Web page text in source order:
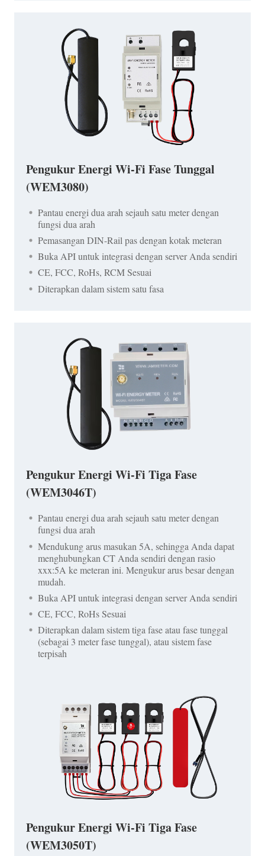
Pengukur Energi Wi-Fi Fase Tunggal
(WEM3080)
Pantau energi dua arah sejauh satu meter dengan
fungsi dua arah
Pemasangan DIN-Rail pas dengan kotak meteran
Buka API untuk integrasi dengan server Anda sendiri
CE, FCC, RoHs, RCM Sesuai
Diterapkan dalam sistem satu fasa
Pengukur Energi Wi-Fi Tiga Fase
(WEM3046T)
Pantau energi dua arah sejauh satu meter dengan
fungsi dua arah
Mendukung arus masukan 5A, sehingga Anda dapat
menghubungkan CT Anda sendiri dengan rasio
xxx:5A ke meteran ini. Mengukur arus besar dengan
mudah.
Buka API untuk integrasi dengan server Anda sendiri
CE, FCC, RoHs Sesuai
Diterapkan dalam sistem tiga fase atau fase tunggal
(sebagai 3 meter fase tunggal), atau sistem fase
terpisah
Pengukur Energi Wi-Fi Tiga Fase
(WEM3050T)